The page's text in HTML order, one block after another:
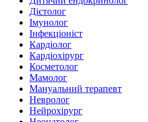
Дієтолог
Імунолог
Інфекціоніст
Кардіолог
Кардіохірург
Косметолог
Мамолог
Мануальний терапевт
Невролог
Нейрохірург